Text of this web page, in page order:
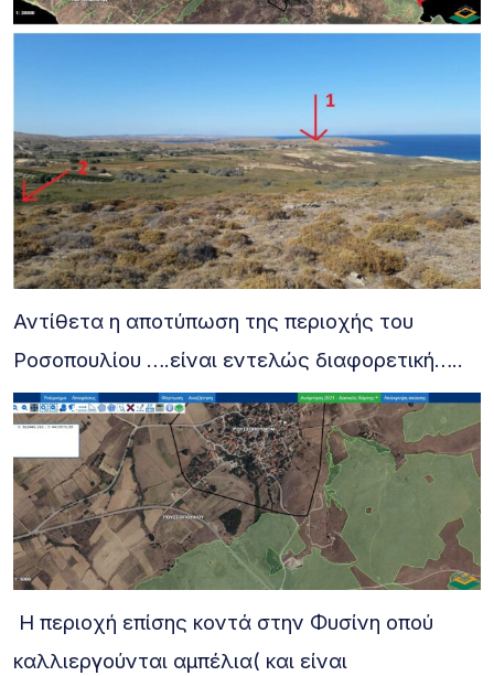
Αντίθετα η αποτύπωση της περιοχής του
Ροσοπουλίου ….είναι εντελώς διαφορετική…..
Η περιοχή επίσης κοντά στην Φυσίνη οπού
καλλιεργούνται αμπέλια( και είναι